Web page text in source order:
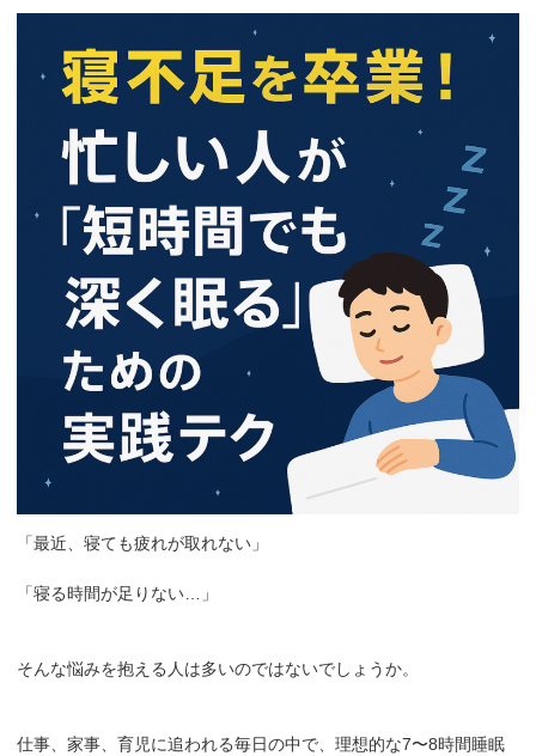
「最近、寝ても疲れが取れない」
「寝る時間が足りない…」
そんな悩みを抱える人は多いのではないでしょうか。
仕事、家事、育児に追われる毎日の中で、理想的な7〜8時間睡眠